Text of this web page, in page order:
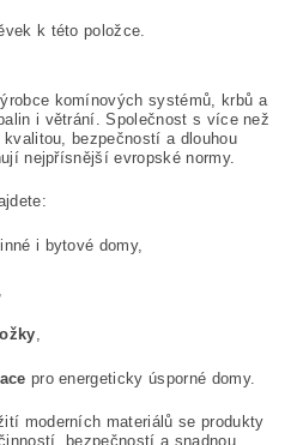
k této položce.
komínových systémů, krbů a
i větrání. Společnost s více než
bezpečností a dlouhou
nejpřísnější evropské normy.
i bytové domy,
,
pro energeticky úsporné domy.
moderních materiálů se produkty
bezpečností a snadnou